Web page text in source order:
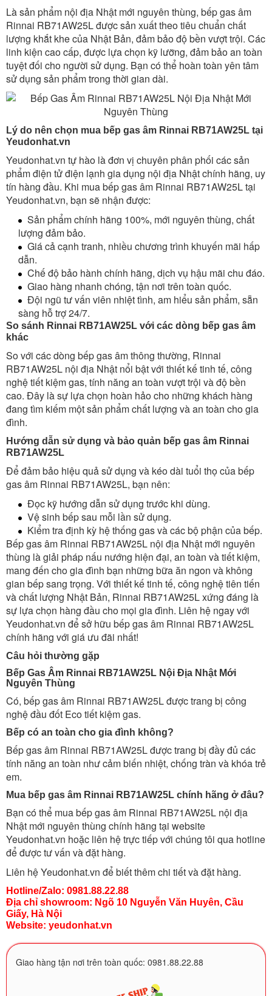
Là sản phẩm nội địa Nhật mới nguyên thùng, bếp gas âm
Rinnai RB71AW25L được sản xuất theo tiêu chuẩn chất
lượng khắt khe của Nhật Bản, đảm bảo độ bền vượt trội. Các
linh kiện cao cấp, được lựa chọn kỹ lưỡng, đảm bảo an toàn
tuyệt đối cho người sử dụng. Bạn có thể hoàn toàn yên tâm
sử dụng sản phẩm trong thời gian dài.
Lý do nên chọn mua bếp gas âm Rinnai RB71AW25L tại
Yeudonhat.vn
Yeudonhat.vn tự hào là đơn vị chuyên phân phối các sản
phẩm điện tử điện lạnh gia dụng nội địa Nhật chính hãng, uy
tín hàng đầu. Khi mua bếp gas âm Rinnai RB71AW25L tại
Yeudonhat.vn, bạn sẽ nhận được:
Sản phẩm chính hãng 100%, mới nguyên thùng, chất
lượng đảm bảo.
Giá cả cạnh tranh, nhiều chương trình khuyến mãi hấp
dẫn.
Chế độ bảo hành chính hãng, dịch vụ hậu mãi chu đáo.
Giao hàng nhanh chóng, tận nơi trên toàn quốc.
Đội ngũ tư vấn viên nhiệt tình, am hiểu sản phẩm, sẵn
sàng hỗ trợ 24/7.
So sánh Rinnai RB71AW25L với các dòng bếp gas âm
khác
So với các dòng bếp gas âm thông thường, Rinnai
RB71AW25L nội địa Nhật nổi bật với thiết kế tinh tế, công
nghệ tiết kiệm gas, tính năng an toàn vượt trội và độ bền
cao. Đây là sự lựa chọn hoàn hảo cho những khách hàng
đang tìm kiếm một sản phẩm chất lượng và an toàn cho gia
đình.
Hướng dẫn sử dụng và bảo quản bếp gas âm Rinnai
RB71AW25L
Để đảm bảo hiệu quả sử dụng và kéo dài tuổi thọ của bếp
gas âm Rinnai RB71AW25L, bạn nên:
Đọc kỹ hướng dẫn sử dụng trước khi dùng.
Vệ sinh bếp sau mỗi lần sử dụng.
Kiểm tra định kỳ hệ thống gas và các bộ phận của bếp.
Bếp gas âm Rinnai RB71AW25L nội địa Nhật mới nguyên
thùng là giải pháp nấu nướng hiện đại, an toàn và tiết kiệm,
mang đến cho gia đình bạn những bữa ăn ngon và không
gian bếp sang trọng. Với thiết kế tinh tế, công nghệ tiên tiến
và chất lượng Nhật Bản, Rinnai RB71AW25L xứng đáng là
sự lựa chọn hàng đầu cho mọi gia đình. Liên hệ ngay với
Yeudonhat.vn để sở hữu bếp gas âm Rinnai RB71AW25L
chính hãng với giá ưu đãi nhất!
Câu hỏi thường gặp
Bếp Gas Âm Rinnai RB71AW25L Nội Địa Nhật Mới
Nguyên Thùng
Có, bếp gas âm Rinnai RB71AW25L được trang bị công
nghệ đầu đốt Eco tiết kiệm gas.
Bếp có an toàn cho gia đình không?
Bếp gas âm Rinnai RB71AW25L được trang bị đầy đủ các
tính năng an toàn như cảm biến nhiệt, chống tràn và khóa trẻ
em.
Mua bếp gas âm Rinnai RB71AW25L chính hãng ở đâu?
Bạn có thể mua bếp gas âm Rinnai RB71AW25L nội địa
Nhật mới nguyên thùng chính hãng tại website
Yeudonhat.vn hoặc liên hệ trực tiếp với chúng tôi qua hotline
để được tư vấn và đặt hàng.
Liên hệ Yeudonhat.vn để biết thêm chi tiết và đặt hàng.
Hotline/Zalo: 0981.88.22.88
Địa chỉ showroom: Ngõ 10 Nguyễn Văn Huyên, Cầu
Giấy, Hà Nội
Website: yeudonhat.vn
Giao hàng tận nơi trên toàn quốc: 0981.88.22.88